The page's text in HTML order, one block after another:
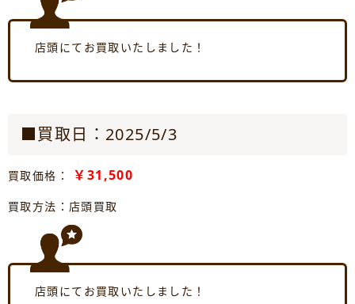
店頭にてお買取いたしました！
■買取日：2025/5/3
買取価格： ￥31,500
買取方法：店頭買取
店頭にてお買取いたしました！